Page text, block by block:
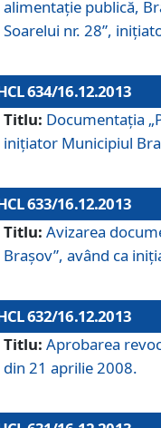
alimentaţie publică,
Soarelui nr. 28”,
634/16.12.2013
Titlu: Documentaţia
iniţiator Municipiul
633/16.12.2013
Titlu: Avizarea
Braşov”, având ca
632/16.12.2013
Titlu: Aprobarea
din 21 aprilie 2008.